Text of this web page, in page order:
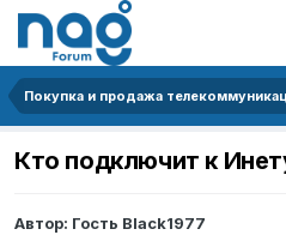
Кто подключит к
Автор: Гость Black1977